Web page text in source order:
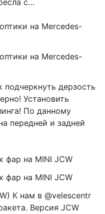
с…
на Mercedes-
на Mercedes-
подчеркнуть дерзость
Установить
По данному
передней и задней
фар на MINI JCW
фар на MINI JCW
К нам в @velescentr
Версия JCW